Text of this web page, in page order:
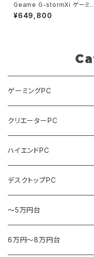
Geame G-stormXi ゲーミ
グPC｜RTX5070 Ti / Core
Ultra 7 265F｜64GB / 2TB
¥649,800
ゲーミングPC
クリエーターPC
ハイエンドPC
デスクトップPC
～5万円台
6万円～8万円台